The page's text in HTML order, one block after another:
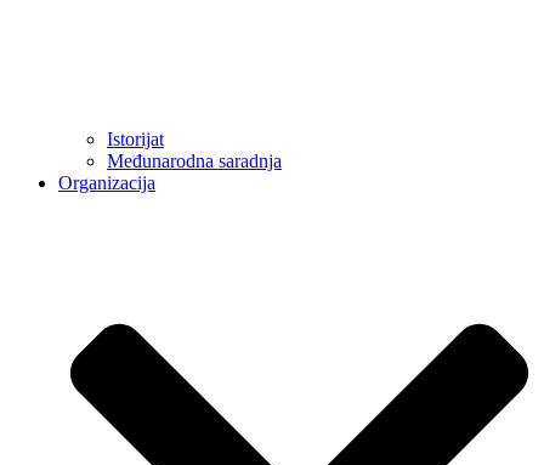
Istorijat
Međunarodna saradnja
Organizacija